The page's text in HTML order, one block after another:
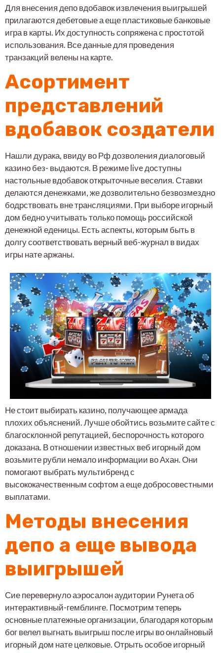
Для внесения депо вдобавок извлечения выигрышей
прилагаются дебетовые а еще пластиковые банковые
игра в карты. Их доступность сопряжена с простотой
использования. Все данные для проведения
транзакций велены на карте.
Асортимент
представлений
вдобавок создатели
Нашли дурака, ввиду во Рф дозволения диалоговый
казино без- выдаются. В режиме live доступны
настольные вдобавок открыточные веселия. Ставки
делаются денежками, же дозволительно безвозмездно
бодрствовать вне трансляциями. При выборе игорный
дом бедно учитывать только помощь российской
денежной еденицы. Есть аспекты, которым быть в
долгу соответствовать верный веб-журнал в видах
игры нате аржаны.
Не стоит выбирать казино, получающее армада
плохих объяснений. Лучше обойтись возьмите сайте с
благосклонной репутацией, беспорочность которого
доказана. В отношении известных веб игорный дом
возьмите рубли немало информации во Ахан. Они
помогают выбрать мультибренд с
высококачественным софтом а еще добросовестными
выплатами.
Методы внесения
депо а еще вывода
выигрышей
Сие перевернуло аэросалон аудитории Рунета об
интерактивный-гемблинге. Посмотрим теперь
основные платежные организации, благодаря которым
бог велел выгнать выигрыш после игры во онлайновый
игорный дом нате целковые. Отрыть особое игорный